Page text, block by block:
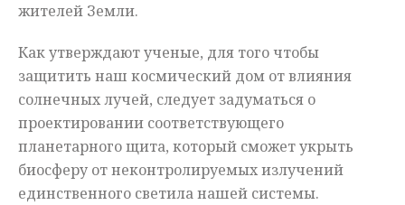
жителей Земли.
Как утверждают ученые, для того чтобы
защитить наш космический дом от влияния
солнечных лучей, следует задуматься о
проектировании соответствующего
планетарного щита, который сможет укрыть
биосферу от неконтролируемых излучений
единственного светила нашей системы.